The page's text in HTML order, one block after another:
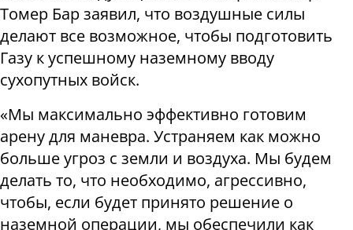
Томер Бар заявил, что воздушные силы
делают все возможное, чтобы подготовить
Газу к успешному наземному вводу
сухопутных войск.
«Мы максимально эффективно готовим
арену для маневра. Устраняем как можно
больше угроз с земли и воздуха. Мы будем
делать то, что необходимо, агрессивно,
чтобы, если будет принято решение о
наземной операции, мы обеспечили как